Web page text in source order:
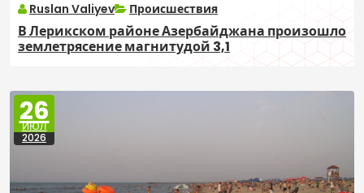
Ruslan Valiyev Происшествия
В Лерикском районе Азербайджана произошло
землетрясение магнитудой 3,1
26
ИЮЛ
2026